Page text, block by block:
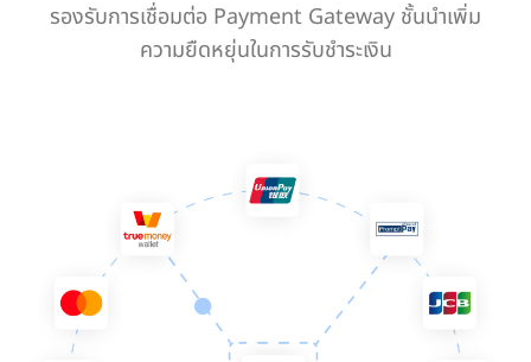
รองรับการเชื่อมต่อ Payment Gateway ชั้นนำเพิ่ม
ความยืดหยุ่นในการรับชำระเงิน